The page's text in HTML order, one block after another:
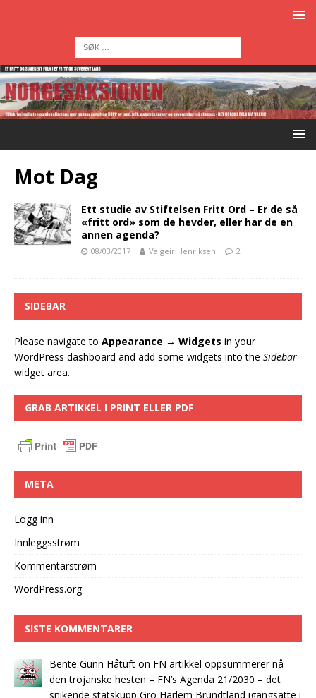
Mot Dag
Ett studie av Stiftelsen Fritt Ord – Er de så
«fritt ord» som de hevder, eller har de en
annen agenda?
08/03/2017 Valgeir Henriksen 2
SIDEBAR
Please navigate to Appearance → Widgets in your
WordPress dashboard and add some widgets into the Sidebar
widget area.
GRAB ARTIKKEL I PRINT ELLER PDF
META
Logg inn
Innleggsstrøm
Kommentarstrøm
WordPress.org
SISTE KOMMENTARER
Bente Gunn Håtuft on FN artikkel oppsummerer nå
den trojanske hesten – FN’s Agenda 21/2030 – det
snikende statskupp Gro Harlem Brundtland igangsatte i